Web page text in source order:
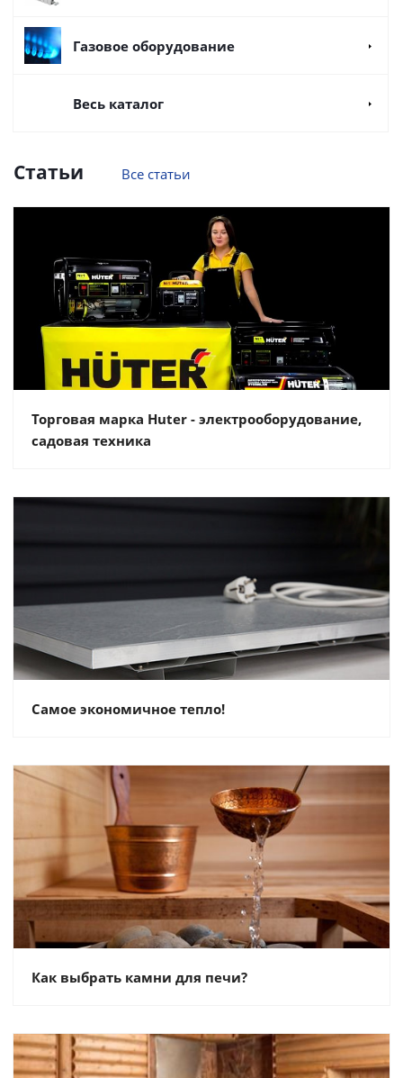
Газовое оборудование
Весь каталог
Статьи Все статьи
Торговая марка Huter - электрооборудование,
садовая техника
Самое экономичное тепло!
Как выбрать камни для печи?